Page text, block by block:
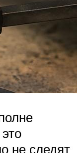
не следят